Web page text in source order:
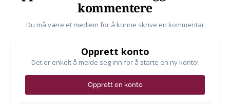
kommentere
Du må være et medlem for å kunne skrive en kommentar
Opprett konto
Det er enkelt å melde seg inn for å starte en ny konto!
Opprett en konto